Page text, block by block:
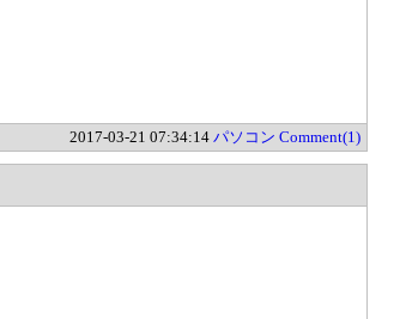
2017-03-21 07:34:14 パソコン Comment(1)